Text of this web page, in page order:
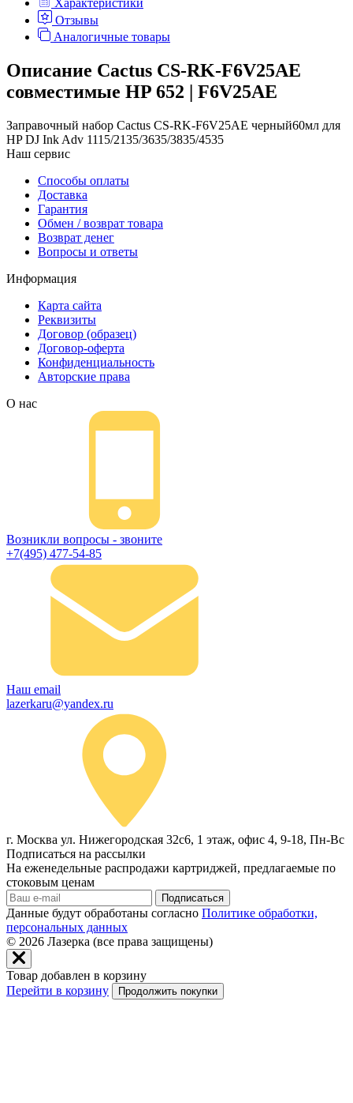
Отзывы
Аналогичные товары
Описание Cactus CS-RK-F6V25AE
совместимые HP 652 | F6V25AE
Заправочный набор Cactus CS-RK-F6V25AE черный60мл для
HP DJ Ink Adv 1115/2135/3635/3835/4535
Наш сервис
Способы оплаты
Доставка
Гарантия
Обмен / возврат товара
Возврат денег
Вопросы и ответы
Информация
Карта сайта
Реквизиты
Договор (образец)
Договор-оферта
Конфиденциальность
Авторские права
О нас
Возникли вопросы - звоните
+7(495) 477-54-85
Наш email
lazerkaru@yandex.ru
г. Москва ул. Нижегородская 32с6, 1 этаж, офис 4, 9-18, Пн-Вс
Подписаться на рассылки
На еженедельные распродажи картриджей, предлагаемые по
стоковым ценам
Подписаться
Данные будут обработаны согласно Политике обработки,
персональных данных
© 2026 Лазерка (все права защищены)
Товар добавлен в корзину
Перейти в корзину
Продолжить покупки